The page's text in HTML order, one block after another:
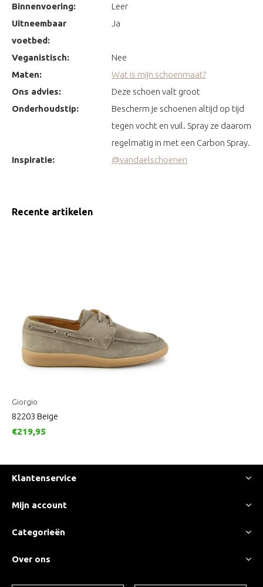
Binnenvoering:
Leer
Uitneembaar
voetbed:
Ja
Veganistisch:
Nee
Maten:
Wat is mijn schoenmaat?
Ons advies:
Deze schoen valt groot
Onderhoudstip:
Bescherm je schoenen altijd op tijd
tegen vocht en vuil. Spray ze daarom
regelmatig in met een Carbon Spray.
Inspiratie:
@vandaelschoenen
Recente artikelen
Giorgio
82203 Beige
€219,95
Klantenservice
Mijn account
Categorieën
Over ons